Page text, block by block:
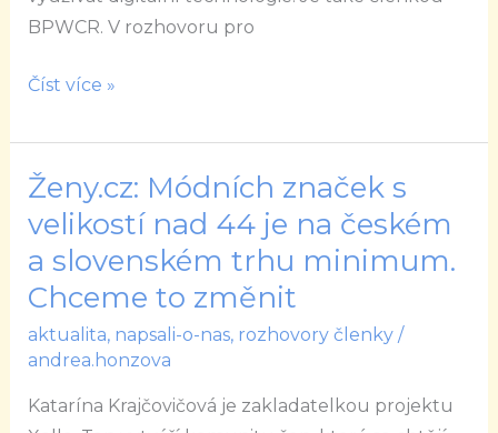
BPWCR. V rozhovoru pro
technologiím.
Číst více »
Ženy.cz: Módních značek s
velikostí nad 44 je na českém
a slovenském trhu minimum.
Chceme to změnit
aktualita, napsali-o-nas, rozhovory členky/
andrea.honzova
Katarína Krajčovičová je zakladatelkou projektu
Ženy.cz:
Módních
značek
s
velikostí
nad
44
je